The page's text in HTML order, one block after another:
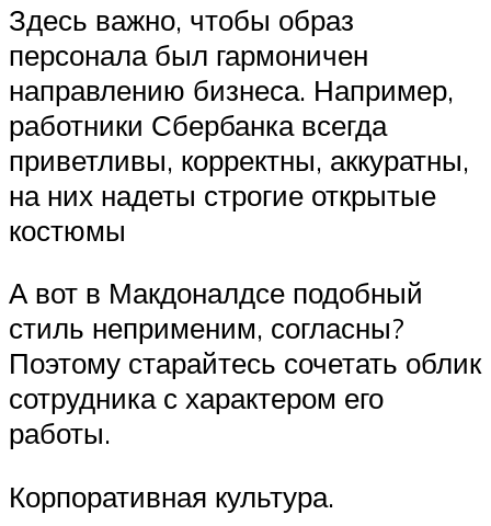
Здесь важно, чтобы образ
персонала был гармоничен
направлению бизнеса. Например,
работники Сбербанка всегда
приветливы, корректны, аккуратны,
на них надеты строгие открытые
костюмы
А вот в Макдоналдсе подобный
стиль неприменим, согласны?
Поэтому старайтесь сочетать облик
сотрудника с характером его
работы.
Корпоративная культура.